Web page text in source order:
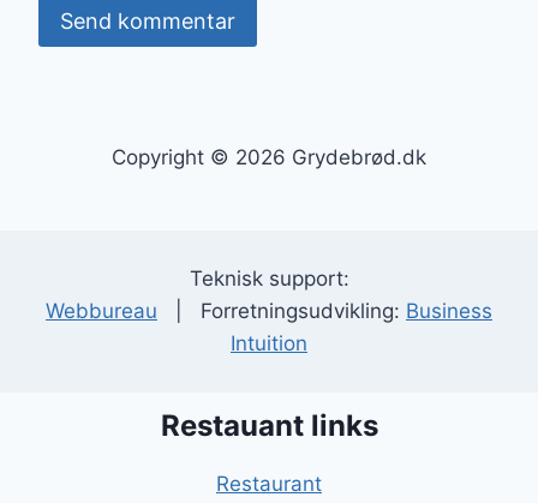
Copyright © 2026 Grydebrød.dk
Teknisk support:
Webbureau | Forretningsudvikling: Business
Intuition
Restauant links
Restaurant